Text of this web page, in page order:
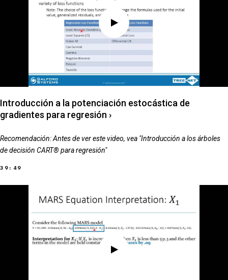
Introducción a la potenciación estocástica de
gradientes para regresión ›
Recomendación: Antes de ver este video, vea "Introducción a los árboles
de decisión CART® para regresión"
39:49